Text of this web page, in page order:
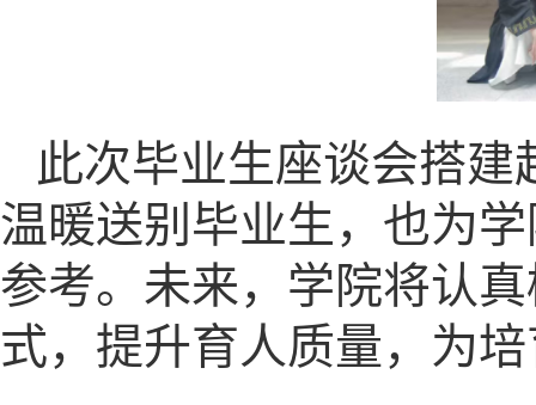
此次毕业生座谈会搭
温暖送别毕业生，也为
参考。未来，学院将认
式，提升育人质量，为